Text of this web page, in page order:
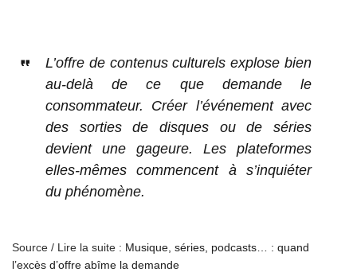
L’offre de contenus culturels explose bien
au-delà de ce que demande le
consommateur. Créer l’événement avec
des sorties de disques ou de séries
devient une gageure. Les plateformes
elles-mêmes commencent à s’inquiéter
du phénomène.
Source / Lire la suite : Musique, séries, podcasts… : quand
l’excès d’offre abîme la demande